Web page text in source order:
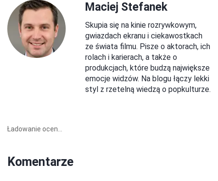
Maciej Stefanek
Skupia się na kinie rozrywkowym,
gwiazdach ekranu i ciekawostkach
ze świata filmu. Pisze o aktorach, ich
rolach i karierach, a także o
produkcjach, które budzą największe
emocje widzów. Na blogu łączy lekki
styl z rzetelną wiedzą o popkulturze.
Ładowanie ocen...
Komentarze